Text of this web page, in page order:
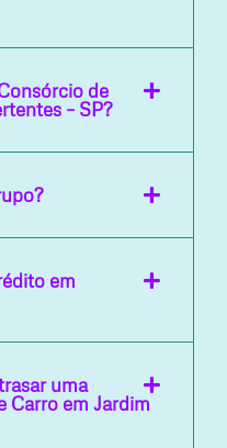
de
– SP?
em
uma
Carro em Jardim